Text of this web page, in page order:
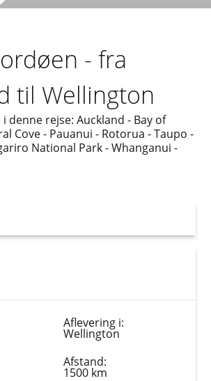
- fra
til Wellington
denne rejse: Auckland - Bay of
Cove - Pauanui - Rotorua - Taupo -
National Park - Whanganui -
Aflevering i:
Wellington
Afstand:
1500 km